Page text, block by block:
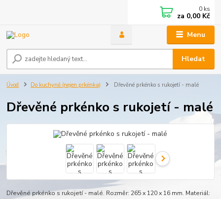
Menu
Hledat
0 ks
za 0,00 Kč
Úvod Do kuchyně (nejen prkénka) Dřevěné prkénko s rukojetí - malé
Dřevěné prkénko s rukojetí - malé
Dřevěné prkénko s rukojetí - malé. Rozměr: 265 x 120 x 16 mm. Materiál: